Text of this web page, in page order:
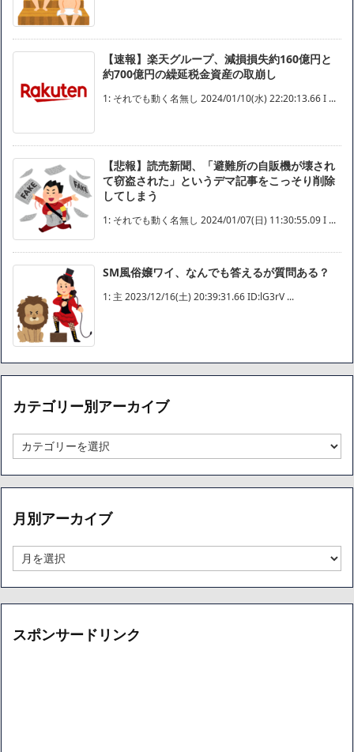
【速報】楽天グループ、減損損失約160億円と
約700億円の繰延税金資産の取崩し
1: それでも動く名無し 2024/01/10(水) 22:20:13.66 I ...
【悲報】読売新聞、「避難所の自販機が壊され
て窃盗された」というデマ記事をこっそり削除
してしまう
1: それでも動く名無し 2024/01/07(日) 11:30:55.09 I ...
SM風俗嬢ワイ、なんでも答えるが質問ある？
1: 主 2023/12/16(土) 20:39:31.66 ID:lG3rV ...
カテゴリー別アーカイブ
テ
ゴ
リ
別
ー
カ
月別アーカイブ
別
ア
ー
イ
スポンサードリンク